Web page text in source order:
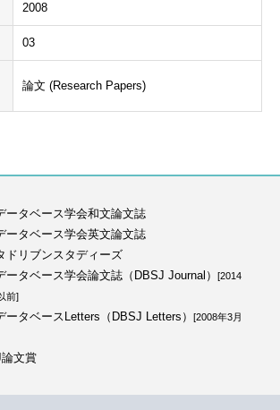
2008
03
論文 (Research Papers)
ータベース学会和文論文誌
ータベース学会英文論文誌
ドリブンスタディーズ
ータベース学会論文誌（DBSJ Journal）
[2014
前]
ータベースLetters（DBSJ Letters）
[2008年3月
文賞